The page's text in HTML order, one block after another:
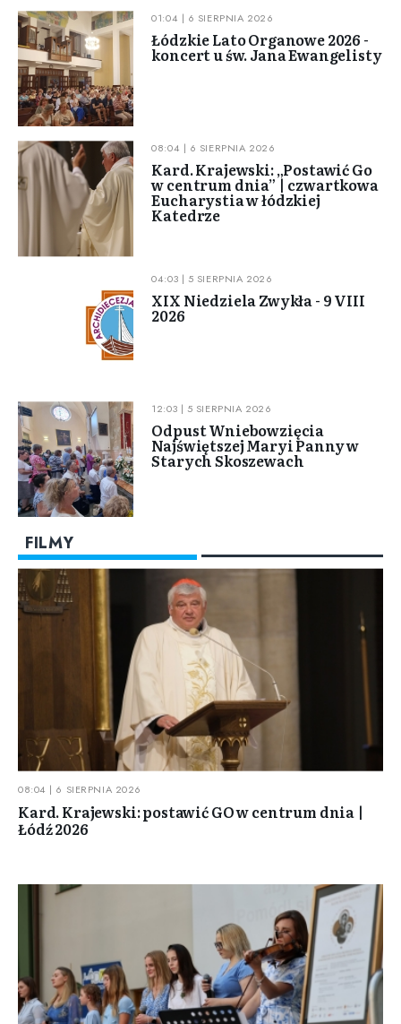
01:04 | 6 SIERPNIA 2026
Łódzkie Lato Organowe 2026 -
koncert u św. Jana Ewangelisty
08:04 | 6 SIERPNIA 2026
Kard. Krajewski: „Postawić Go
w centrum dnia” | czwartkowa
Eucharystia w łódzkiej
Katedrze
04:03 | 5 SIERPNIA 2026
XIX Niedziela Zwykła - 9 VIII
2026
12:03 | 5 SIERPNIA 2026
Odpust Wniebowzięcia
Najświętszej Maryi Panny w
Starych Skoszewach
FILMY
08:04 | 6 SIERPNIA 2026
Kard. Krajewski: postawić GO w centrum dnia |
Łódź 2026